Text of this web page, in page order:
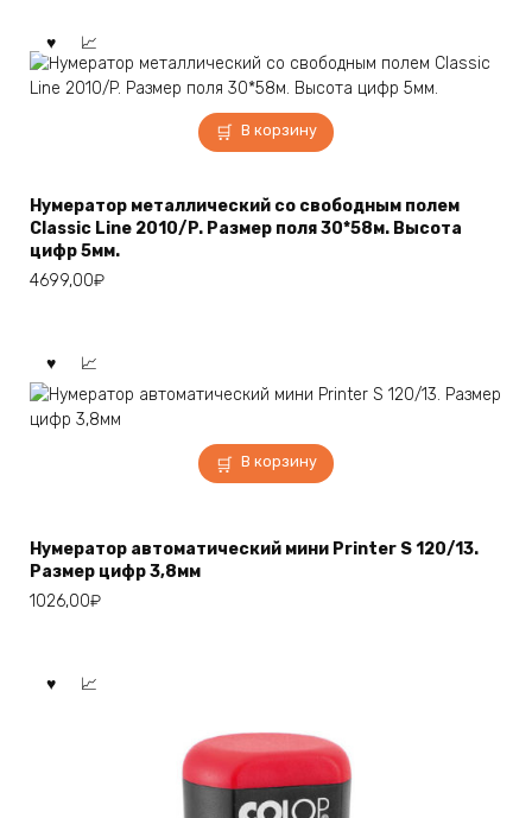
В корзину
Нумератор металлический со свободным полем
Classic Line 2010/P. Размер поля 30*58м. Высота
цифр 5мм.
4699,00₽
В корзину
Нумератор автоматический мини Printer S 120/13.
Размер цифр 3,8мм
1026,00₽